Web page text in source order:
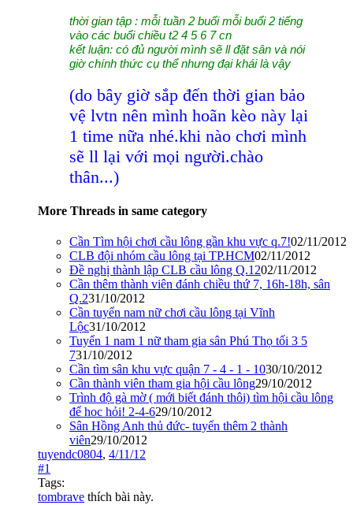
thời gian tập : mỗi tuần 2 buổi mỗi buổi 2 tiếng
vào các buổi chiều t2 4 5 6 7 cn
kết luận: có đủ người mình sẽ ll đặt sân và nói
giờ chính thức cụ thể nhưng đại khái là vậy
(do bây giờ sắp đến thời gian bảo
vệ lvtn nên mình hoãn kèo này lại
1 time nữa nhé.khi nào chơi mình
sẽ ll lại với mọi người.chào
thân...)
More Threads in same category
Cần Tìm hội chơi cầu lông gần khu vực q.7!02/11/2012
CLB đội nhóm cầu lông tại TP.HCM02/11/2012
Đề nghị thành lập CLB cầu lông Q.1202/11/2012
Cần thêm thành viên đánh chiều thứ 7, 16h-18h, sân
Q.231/10/2012
Cần tuyển nam nữ chơi cầu lông tại Vĩnh
Lộc31/10/2012
Tuyển 1 nam 1 nữ tham gia sân Phú Thọ tối 3 5
731/10/2012
Cần tìm sân khu vực quận 7 - 4 - 1 - 1030/10/2012
Cần thành viên tham gia hội cầu lông29/10/2012
Trình độ gà mờ ( mới biết đánh thôi) tìm hội cầu lông
để hoc hỏi! 2-4-629/10/2012
Sân Hồng Anh thủ đức- tuyển thêm 2 thành
viên29/10/2012
tuyendc0804, 4/11/12
#1
Tags:
tombrave thích bài này.